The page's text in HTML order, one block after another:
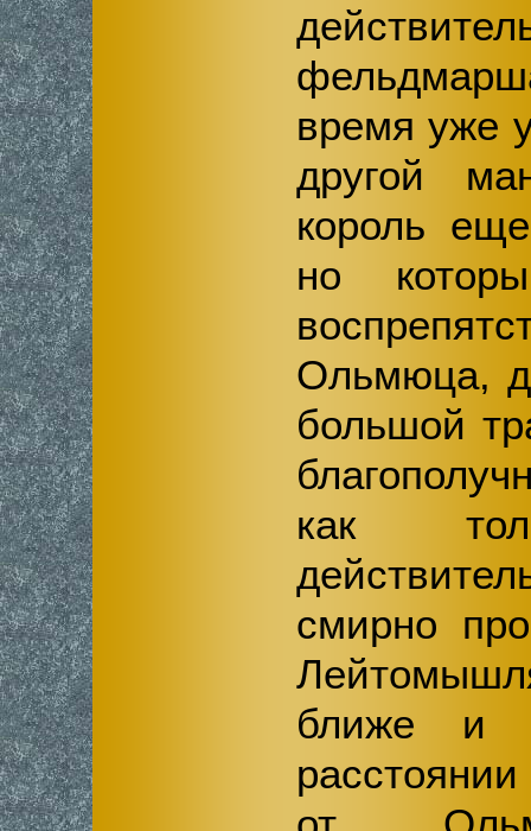
время уже
другой
король
но
Ольмюца,
большой
как
смирно
ближе и